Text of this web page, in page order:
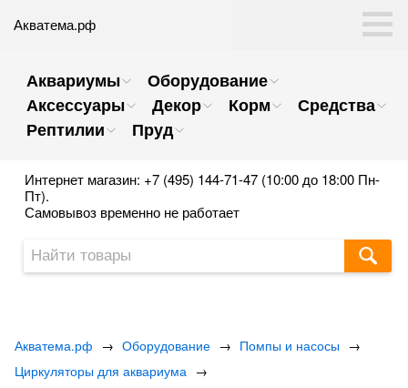
Акватема.рф
Аквариумы
Оборудование
Аксессуары
Декор Корм
Средства
Рептилии
Пруд
Интернет магазин: +7 (495) 144-71-47 (10:00 до 18:00 Пн-
Пт).
Самовывоз временно не работает
Акватема.рф → Оборудование → Помпы и насосы →
Циркуляторы для аквариума →